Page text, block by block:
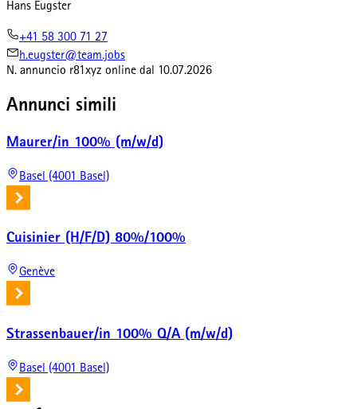
Hans Eugster
+41 58 300 71 27
h.eugster@team.jobs
N. annuncio r81xyz online dal 10.07.2026
Annunci simili
Maurer/in 100% (m/w/d)
Basel (4001 Basel)
Cuisinier (H/F/D) 80%/100%
Genève
Strassenbauer/in 100% Q/A (m/w/d)
Basel (4001 Basel)